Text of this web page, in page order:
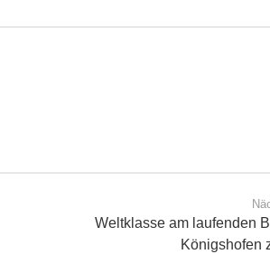
Weltklasse am laufenden
Königshofen